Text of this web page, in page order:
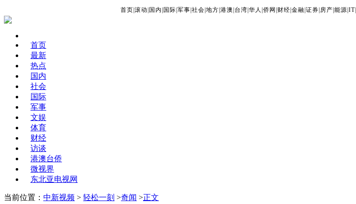
首页 滚动 国内 国际 军事 社会 地方 港澳 台湾 华人 侨网 财经 金融 证券 房产 能源 IT|
首页
最新
热点
国内
社会
国际
军事
文娱
体育
财经
访谈
港澳台侨
微视界
东北亚电视网
当前位置： 中新视频 > 轻松一刻 >奇闻 >正文